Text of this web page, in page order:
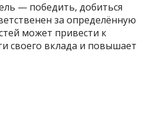
— победить, добиться
за определённую
может привести к
своего вклада и повышает